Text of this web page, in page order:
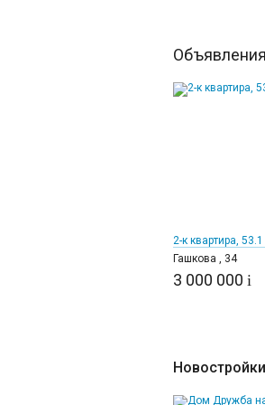
2-к квартира,
Гашкова , 34
3 000 000 i